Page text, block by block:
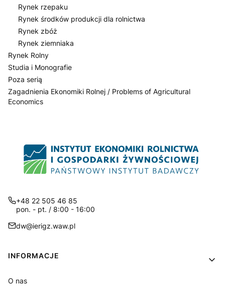
Rynek rzepaku
Rynek środków produkcji dla rolnictwa
Rynek zbóż
Rynek ziemniaka
Rynek Rolny
Studia i Monografie
Poza serią
Zagadnienia Ekonomiki Rolnej / Problems of Agricultural
Economics
+48 22 505 46 85
pon. - pt. / 8:00 - 16:00
dw@ierigz.waw.pl
Linki w stopce
INFORMACJE
O nas